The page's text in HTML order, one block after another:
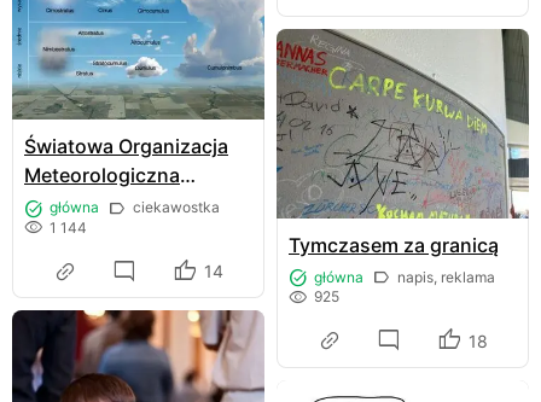
Światowa Organizacja
Meteorologiczna
wyróżnia dziesięć
głównych rodzajów
chmur
główna
ciekawostka
1 144
14
Tymczasem za granicą
główna
napis, reklama
925
18